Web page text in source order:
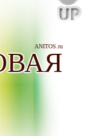
ANITOS.ru